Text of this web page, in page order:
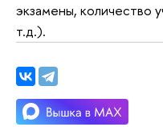
экзамены, количество
т.д.).